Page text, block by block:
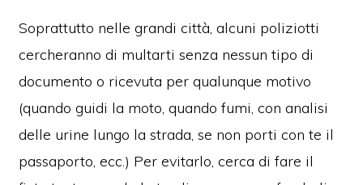
Soprattutto nelle grandi città, alcuni poliziotti
cercheranno di multarti senza nessun tipo di
documento o ricevuta per qualunque motivo
(quando guidi la moto, quando fumi, con analisi
delle urine lungo la strada, se non porti con te il
passaporto, ecc.) Per evitarlo, cerca di fare il